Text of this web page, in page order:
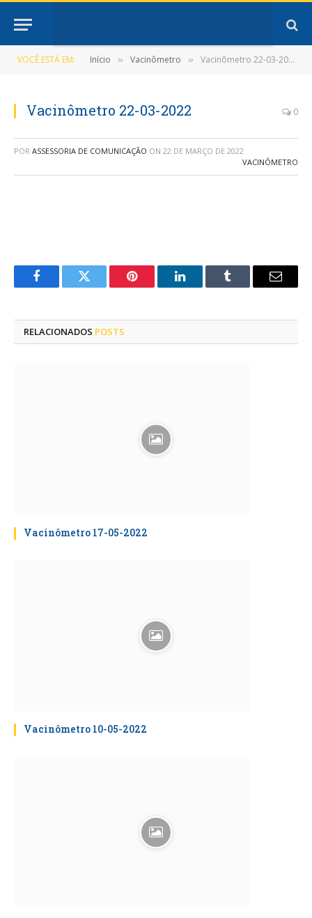
VOCÊ ESTÁ EM: Início » Vacinômetro » Vacinômetro 22-03-2022
Vacinômetro 22-03-2022 0
POR ASSESSORIA DE COMUNICAÇÃO ON 22 DE MARÇO DE 2022
VACINÔMETRO
FacebookTwitter Pinterest LinkedInTumblr
E-
RELACIONADOS POSTS
Vacinômetro 17-05-2022
Vacinômetro 10-05-2022